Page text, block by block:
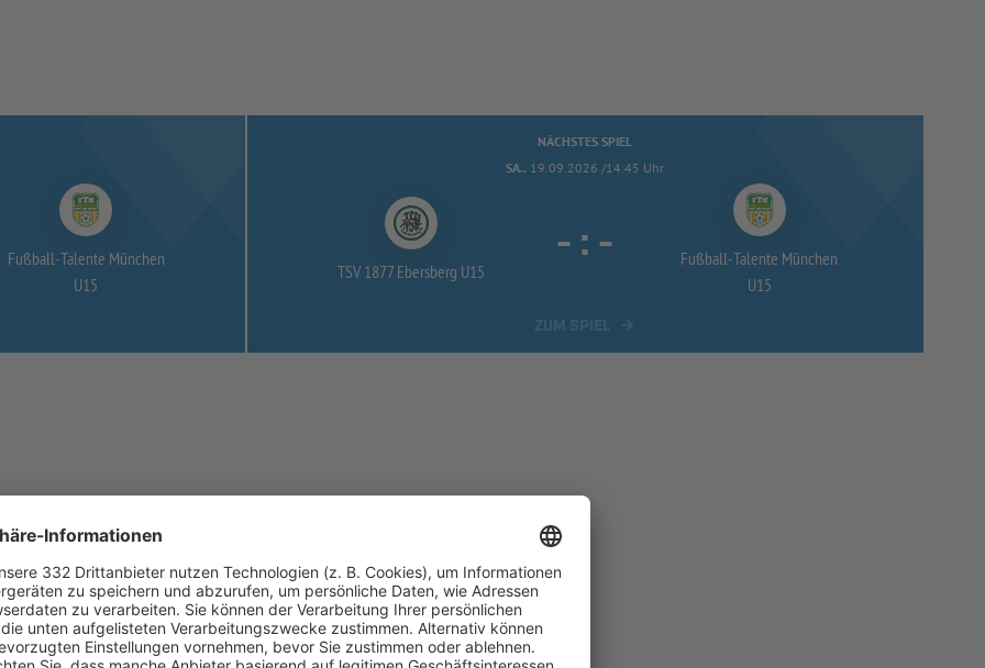
Fußball-Talente München
U15
NÄCHSTES SPIEL
SA.. 19.09.2026 /14:45 Uhr
TSV 1877 Ebersberg U15
- : - Fußball-Talente München
U15